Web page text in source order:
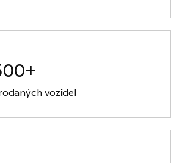
vozidel